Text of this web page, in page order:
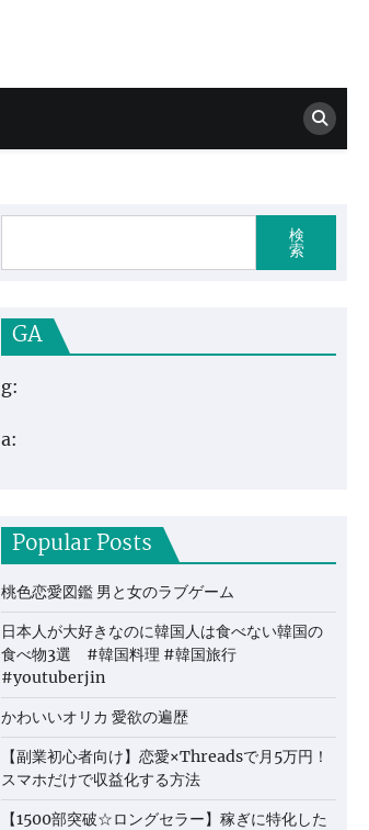
検
索
GA
g:
a:
Popular Posts
桃色恋愛図鑑 男と女のラブゲーム
日本人が大好きなのに韓国人は食べない韓国の
食べ物3選 #韓国料理 #韓国旅行
#youtuberjin
かわいいオリカ 愛欲の遍歴
【副業初心者向け】恋愛×Threadsで月5万円！
スマホだけで収益化する方法
【1500部突破☆ロングセラー】稼ぎに特化した